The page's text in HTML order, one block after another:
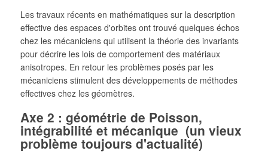
Les travaux récents en mathématiques sur la description
effective des espaces d'orbites ont trouvé quelques échos
chez les mécaniciens qui utilisent la théorie des invariants
pour décrire les lois de comportement des matériaux
anisotropes. En retour les problèmes posés par les
mécaniciens stimulent des développements de méthodes
effectives chez les géomètres.
Axe 2 : géométrie de Poisson,
intégrabilité et mécanique (un vieux
problème toujours d'actualité)